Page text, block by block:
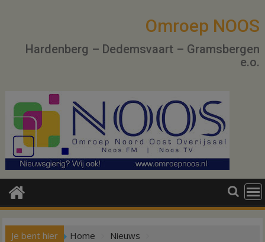
Omroep NOOS
Hardenberg – Dedemsvaart – Gramsbergen
e.o.
Je bent hier Home
Nieuws